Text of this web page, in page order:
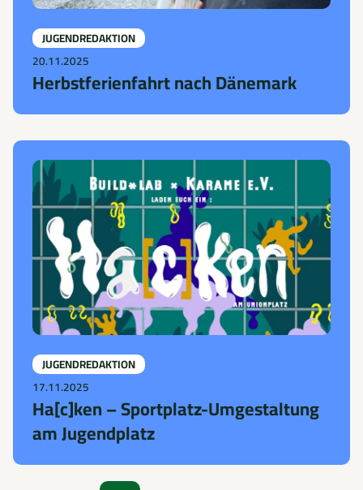
JUGENDREDAKTION
20.11.2025
Herbstferienfahrt nach Dänemark
JUGENDREDAKTION
17.11.2025
Ha[c]ken – Sportplatz-Umgestaltung
am Jugendplatz